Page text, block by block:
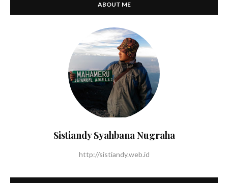
ABOUT ME
Sistiandy Syahbana Nugraha
http://sistiandy.web.id